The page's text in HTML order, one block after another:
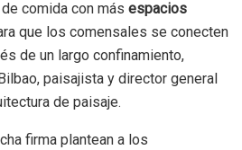
comida con más espacios
que los comensales se conecten
de un largo confinamiento,
paisajista y director general
de paisaje.
firma plantean a los